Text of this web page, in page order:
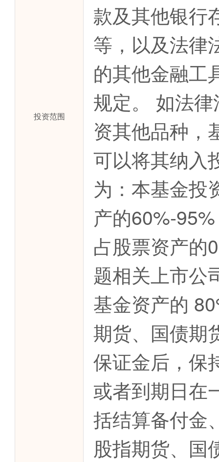
投资范围
款及其他银行
等，以及法律
的其他金融工
规定。 如法
资其他品种，
可以将其纳入
为：本基金投
产的60%-
占股票资产的
题相关上市公
基金资产的
期货、国债期
保证金后，保
或者到期日在
括结算备付金
股指期货、国